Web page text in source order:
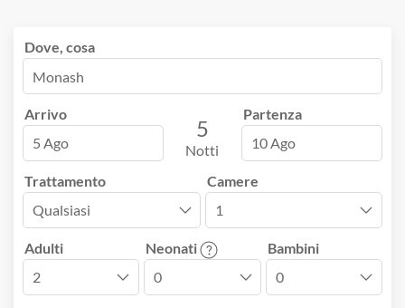
Dove, cosa
Arrivo
5 Ago
5
Notti
Partenza
10 Ago
Trattamento Camere
Adulti Neonati Bambini